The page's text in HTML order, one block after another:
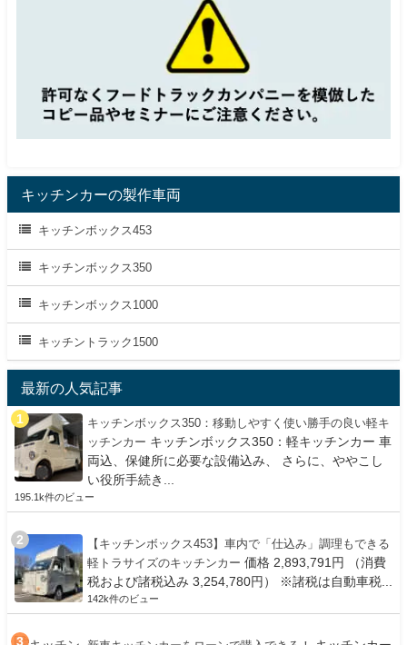
キッチンカーの製作車両
キッチンボックス453
キッチンボックス350
キッチンボックス1000
キッチントラック1500
最新の人気記事
キッチンボックス350：移動しやすく使い勝手の良い軽キ
ッチンカー キッチンボックス350：軽キッチンカー 車
両込、保健所に必要な設備込み、 さらに、ややこし
い役所手続き...
195.1k件のビュー
【キッチンボックス453】車内で「仕込み」調理もできる
軽トラサイズのキッチンカー 価格 2,893,791円 （消費
税および諸税込み 3,254,780円） ※諸税は自動車税...
142k件のビュー